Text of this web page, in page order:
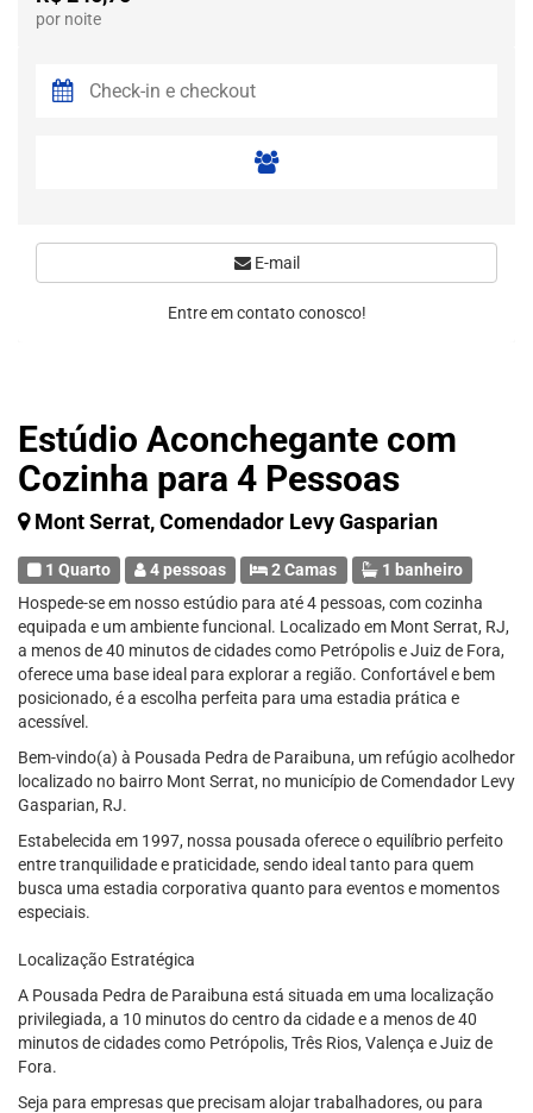
Estúdio Aconchegante com
Cozinha para 4 Pessoas
Mont Serrat, Comendador Levy Gasparian
1 Quarto 4 pessoas 2 Camas
1 banheiro
Hospede-se em nosso estúdio para até 4 pessoas, com cozinha
equipada e um ambiente funcional. Localizado em Mont Serrat, RJ,
a menos de 40 minutos de cidades como Petrópolis e Juiz de Fora,
oferece uma base ideal para explorar a região. Confortável e bem
posicionado, é a escolha perfeita para uma estadia prática e
acessível.
Bem-vindo(a) à Pousada Pedra de Paraibuna, um refúgio acolhedor
localizado no bairro Mont Serrat, no município de Comendador Levy
Gasparian, RJ.
Estabelecida em 1997, nossa pousada oferece o equilíbrio perfeito
entre tranquilidade e praticidade, sendo ideal tanto para quem
busca uma estadia corporativa quanto para eventos e momentos
especiais.
Localização Estratégica
A Pousada Pedra de Paraibuna está situada em uma localização
privilegiada, a 10 minutos do centro da cidade e a menos de 40
minutos de cidades como Petrópolis, Três Rios, Valença e Juiz de
Fora.
Seja para empresas que precisam alojar trabalhadores, ou para
por noite
E-mail
Entre em contato conosco!